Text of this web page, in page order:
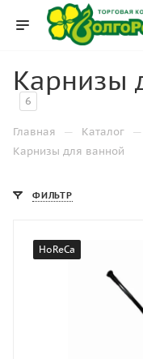
Карнизы
6
Главная — Каталог —
Карнизы для ванной
ФИЛЬТР
HoReCa